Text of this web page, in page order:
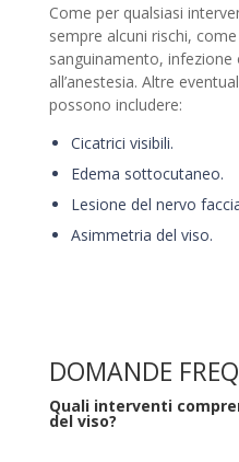
Come per qualsiasi
sempre alcuni rischi,
sanguinamento, infezione
all’anestesia. Altre
possono includere:
Cicatrici visibili.
Edema sottocutaneo.
Lesione del nervo
Asimmetria del viso.
DOMANDE
Quali interventi
del viso?